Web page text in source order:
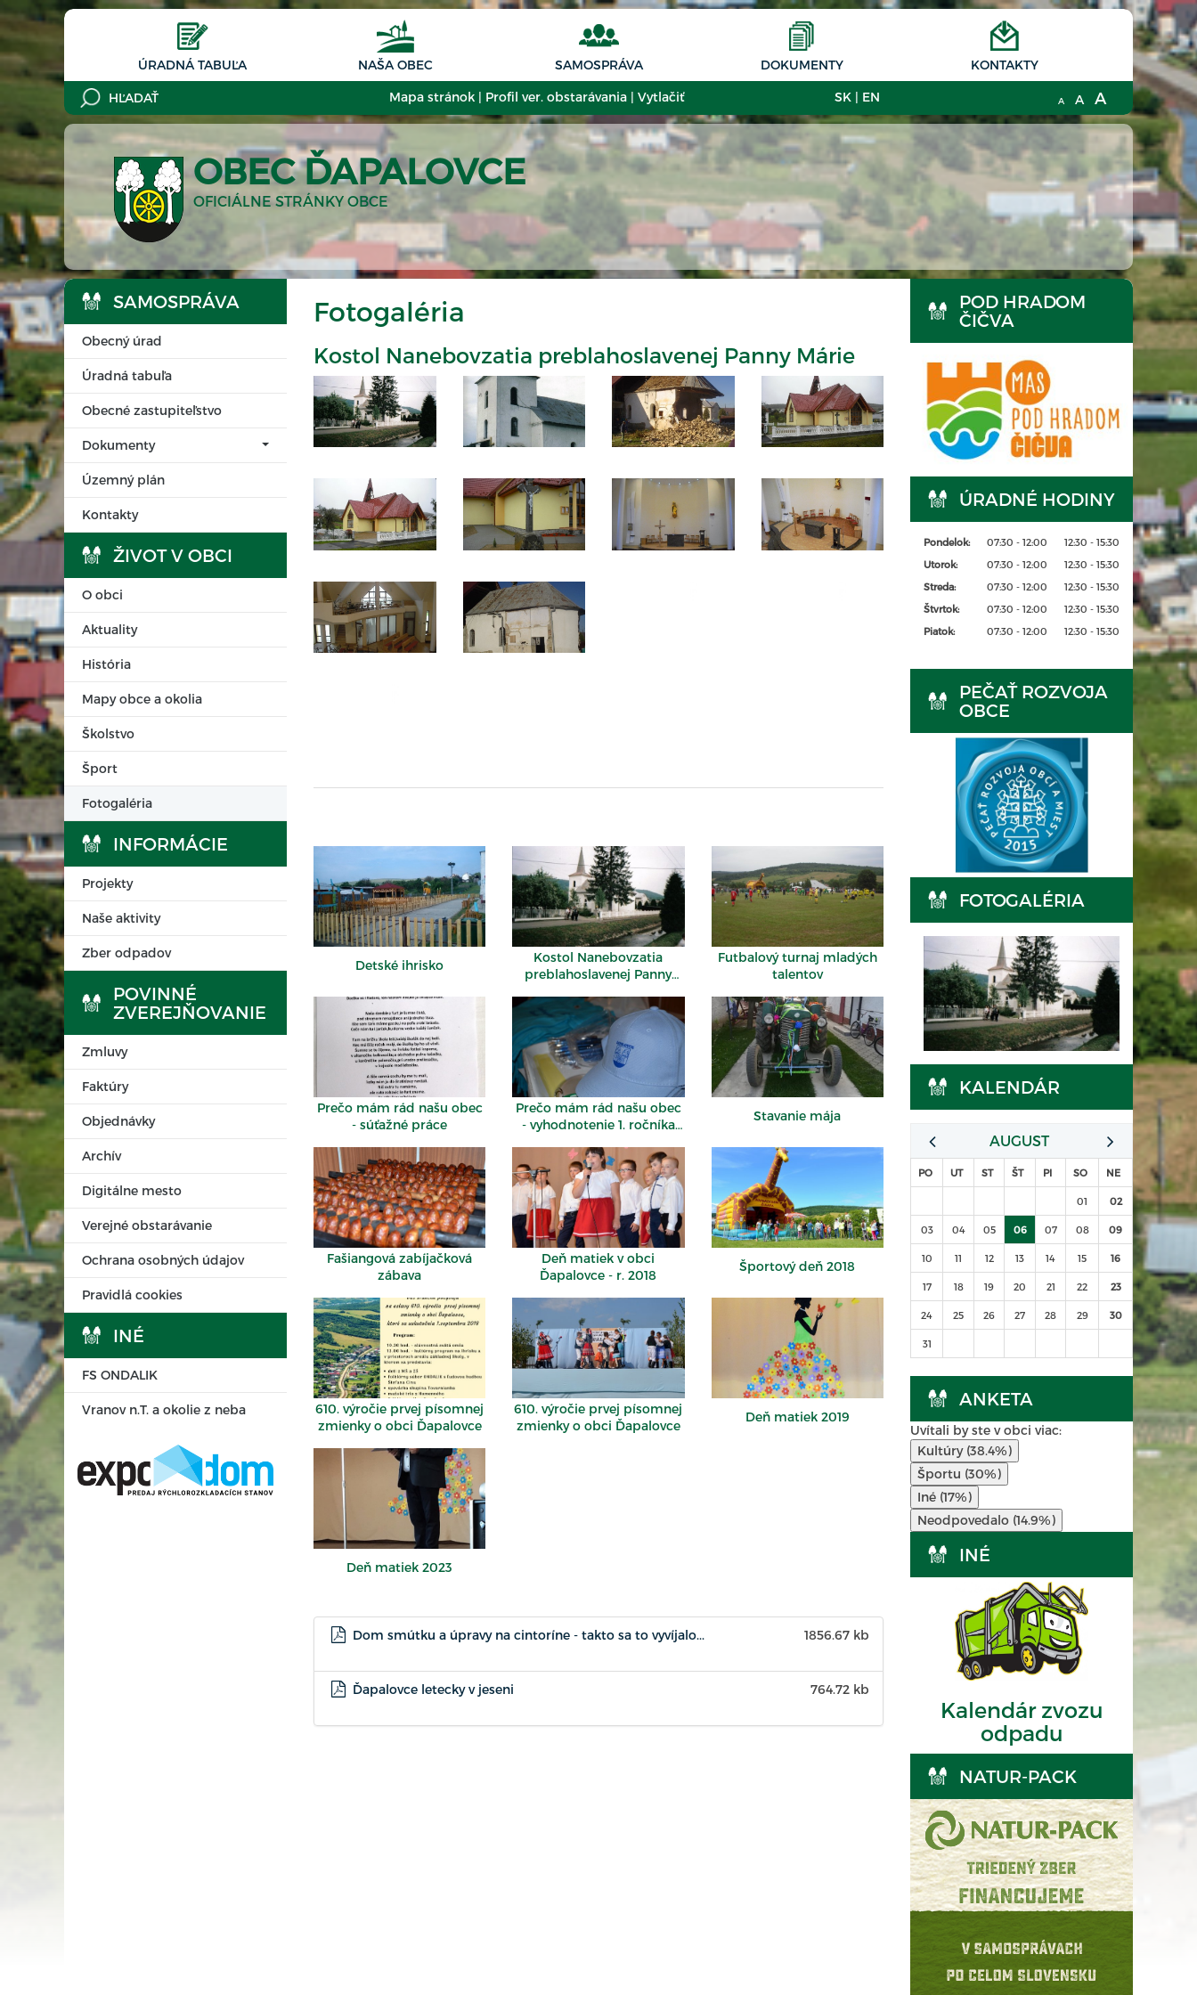
ÚRADNÁ TABUĽA NAŠA OBEC SAMOSPRÁVA DOKUMENTY KONTAKTY
Mapa stránok | Profil ver. obstarávania | Vytlačiť SK | EN A A A
OBEC ĎAPALOVCE
OFICIÁLNE STRÁNKY OBCE
SAMOSPRÁVA
Obecný úrad
Úradná tabuľa
Obecné zastupiteľstvo
Dokumenty
Územný plán
Kontakty
ŽIVOT V OBCI
O obci
Aktuality
História
Mapy obce a okolia
Školstvo
Šport
Fotogaléria
INFORMÁCIE
Projekty
Naše aktivity
Zber odpadov
POVINNÉ
ZVEREJŇOVANIE
Zmluvy
Faktúry
Objednávky
Archív
Digitálne mesto
Verejné obstarávanie
Ochrana osobných údajov
Pravidlá cookies
INÉ
FS ONDALIK
Vranov n.T. a okolie z neba
Fotogaléria
Kostol Nanebovzatia preblahoslavenej Panny Márie
Detské ihrisko
Kostol Nanebovzatia
preblahoslavenej Panny
Futbalový turnaj mladých
talentov
Prečo mám rád našu obec
- súťažné práce
Prečo mám rád našu obec
- vyhodnotenie 1. ročníka
Stavanie mája
Fašiangová zabíjačková
zábava
Deň matiek v obci
Ďapalovce - r. 2018
Športový deň 2018
610. výročie prvej písomnej
zmienky o obci Ďapalovce
610. výročie prvej písomnej
zmienky o obci Ďapalovce
Deň matiek 2019
Deň matiek 2023
Dom smútku a úpravy na cintoríne - takto sa to vyvíjalo... 1856.67 kb
Ďapalovce letecky v jeseni 764.72 kb
POD HRADOM
ČIČVA
ÚRADNÉ HODINY
Pondelok: 07:30 - 12:00
12:30 - 15:30
Utorok:
07:30 - 12:00
12:30 - 15:30
Streda:
07:30 - 12:00
12:30 - 15:30
Štvrtok:
07:30 - 12:00
12:30 - 15:30
Piatok:
07:30 - 12:00 12:30 - 15:30
PEČAŤ ROZVOJA
OBCE
FOTOGALÉRIA
KALENDÁR
AUGUST
PO UT ST ŠT PI SO NE
01 02
03 04 05 06 07 08 09
10 11 12 13 14 15 16
17 18 19 20 21 22 23
24 25 26 27 28 29 30
31
ANKETA
Uvítali by ste v obci viac:
Kultúry (38.4%)
Športu (30%)
Iné (17%)
Neodpovedalo (14.9%)
INÉ
Kalendár zvozu
odpadu
NATUR-PACK